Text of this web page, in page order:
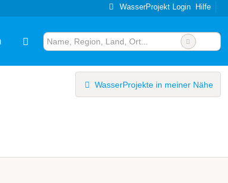
WasserProjekt Login Hilfe
WasserProjekte in meiner Nähe